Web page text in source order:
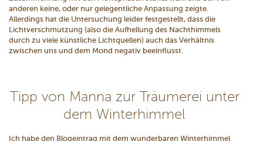
anderen keine, oder nur gelegentliche Anpassung zeigte.
Allerdings hat die Untersuchung leider festgestellt, dass die
Lichtverschmutzung (also die Aufhellung des Nachthimmels
durch zu viele künstliche Lichtquellen) auch das Verhältnis
zwischen uns und dem Mond negativ beeinflusst.
Tipp von Manna zur Träumerei unter
dem Winterhimmel
Ich habe den Blogeintrag mit dem wunderbaren Winterhimmel